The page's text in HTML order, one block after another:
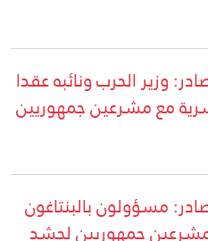
وزير الحرب ونائبه عقدا
مع مشرعين جمهوريين
مسؤولون بالبنتاغون
جمهوريين لحشد